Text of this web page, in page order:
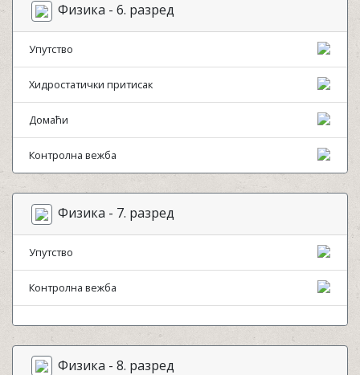
Физика - 6. разред
Упутство
Хидростатички притисак
Домаћи
Контролна вежба
Физика - 7. разред
Упутство
Контролна вежба
Физика - 8. разред